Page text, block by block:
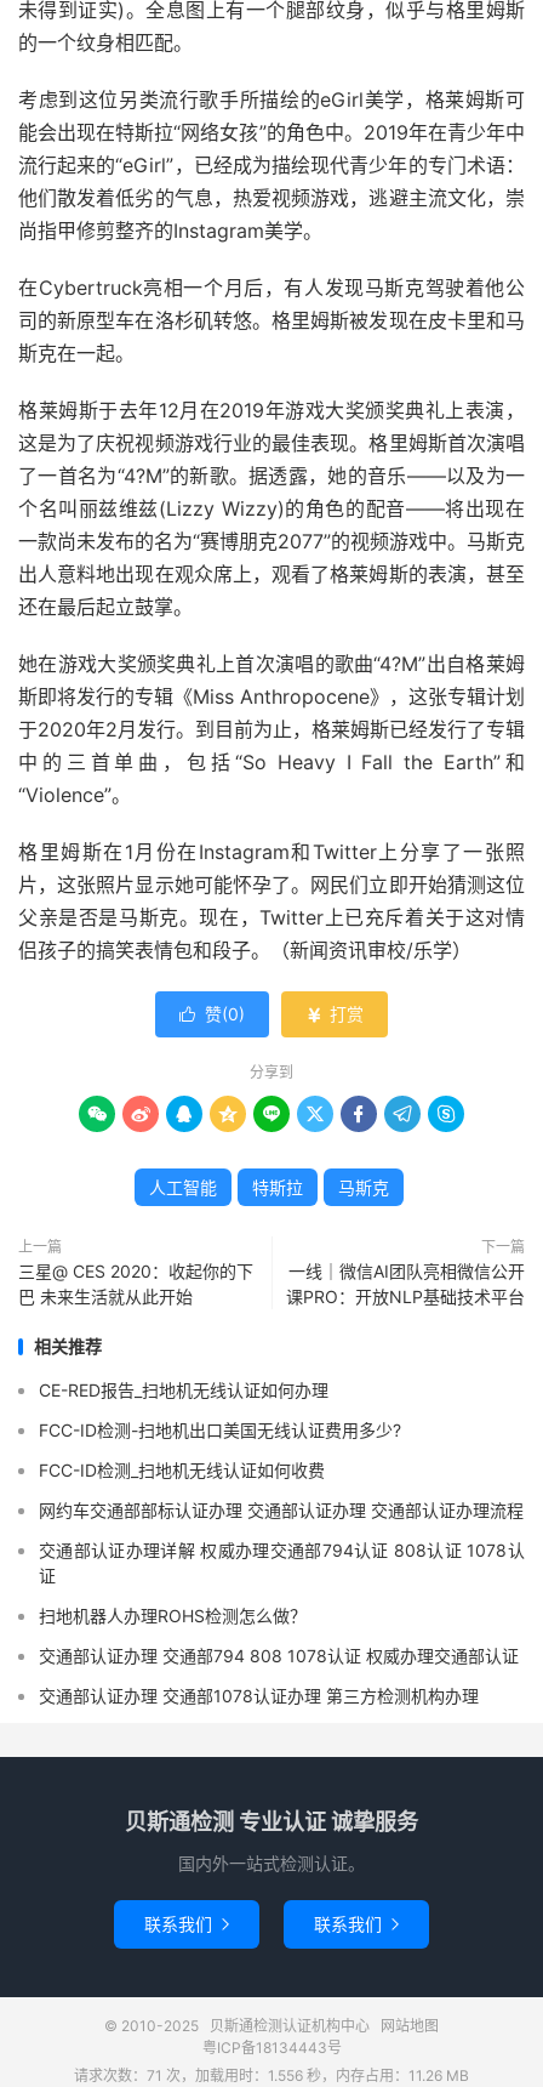
未得到证实)。全息图上有一个腿部纹身，似乎与格里姆斯
的一个纹身相匹配。
考虑到这位另类流行歌手所描绘的eGirl美学，格莱姆斯可
能会出现在特斯拉“网络女孩”的角色中。2019年在青少年中
流行起来的“eGirl”，已经成为描绘现代青少年的专门术语：
他们散发着低劣的气息，热爱视频游戏，逃避主流文化，崇
尚指甲修剪整齐的Instagram美学。
在Cybertruck亮相一个月后，有人发现马斯克驾驶着他公
司的新原型车在洛杉矶转悠。格里姆斯被发现在皮卡里和马
斯克在一起。
格莱姆斯于去年12月在2019年游戏大奖颁奖典礼上表演，
这是为了庆祝视频游戏行业的最佳表现。格里姆斯首次演唱
了一首名为“4?M”的新歌。据透露，她的音乐——以及为一
个名叫丽兹维兹(Lizzy Wizzy)的角色的配音——将出现在
一款尚未发布的名为“赛博朋克2077”的视频游戏中。马斯克
出人意料地出现在观众席上，观看了格莱姆斯的表演，甚至
还在最后起立鼓掌。
她在游戏大奖颁奖典礼上首次演唱的歌曲“4?M”出自格莱姆
斯即将发行的专辑《Miss Anthropocene》，这张专辑计划
于2020年2月发行。到目前为止，格莱姆斯已经发行了专辑
中的三首单曲，包括“So Heavy I Fall the Earth”和
“Violence”。
格里姆斯在1月份在Instagram和Twitter上分享了一张照
片，这张照片显示她可能怀孕了。网民们立即开始猜测这位
父亲是否是马斯克。现在，Twitter上已充斥着关于这对情
侣孩子的搞笑表情包和段子。（新闻资讯审校/乐学）
 赞(0)  打赏
分享到
        
人工智能 特斯拉 马斯克
上一篇
三星@ CES 2020：收起你的下
巴 未来生活就从此开始
下一篇
一线｜微信AI团队亮相微信公开
课PRO：开放NLP基础技术平台
相关推荐
CE-RED报告_扫地机无线认证如何办理
FCC-ID检测-扫地机出口美国无线认证费用多少?
FCC-ID检测_扫地机无线认证如何收费
网约车交通部部标认证办理 交通部认证办理 交通部认证办理流程
交通部认证办理详解 权威办理交通部794认证 808认证 1078认
证
扫地机器人办理ROHS检测怎么做？
交通部认证办理 交通部794 808 1078认证 权威办理交通部认证
交通部认证办理 交通部1078认证办理 第三方检测机构办理
贝斯通检测 专业认证 诚挚服务
国内外一站式检测认证。
联系我们  联系我们 
© 2010-2025 贝斯通检测认证机构中心
网站地图
粤ICP备18134443号
请求次数：71 次，加载用时：1.556 秒，内存占用：11.26 MB